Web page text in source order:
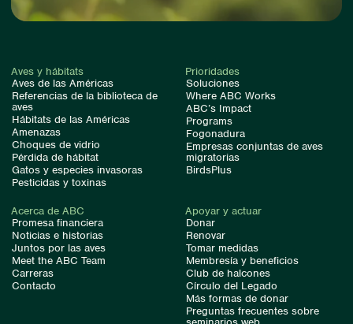
Aves y hábitats
Aves de las Américas
Referencias de la biblioteca de
aves
Hábitats de las Américas
Amenazas
Choques de vidrio
Pérdida de hábitat
Gatos y especies invasoras
Pesticidas y toxinas
Prioridades
Soluciones
Where ABC Works
ABC’s Impact
Programs
Fogonadura
Empresas conjuntas de aves
migratorias
BirdsPlus
Acerca de ABC
Promesa financiera
Noticias e historias
Juntos por las aves
Meet the ABC Team
Carreras
Contacto
Apoyar y actuar
Donar
Renovar
Tomar medidas
Membresía y beneficios
Club de halcones
Círculo del Legado
Más formas de donar
Preguntas frecuentes sobre